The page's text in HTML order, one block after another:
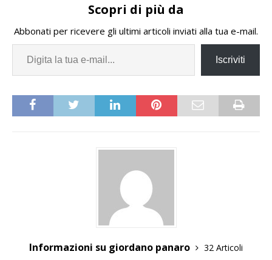
Scopri di più da
Abbonati per ricevere gli ultimi articoli inviati alla tua e-mail.
Iscriviti
Informazioni su giordano panaro
32 Articoli